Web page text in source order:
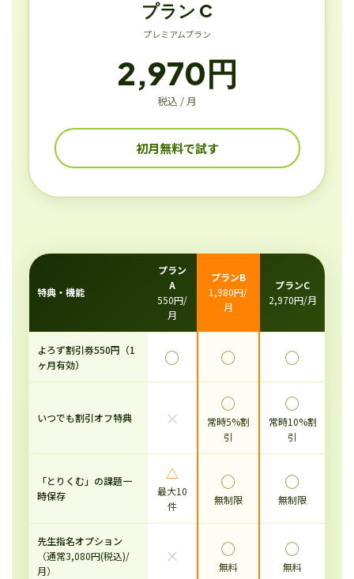
プラン C
プレミアムプラン
2,970円
税込 / 月
初月無料で試す
特典・機能
プラン
A
550円/
月
プランB
1,980円/
月
プランC
2,970円/月
よろず割引券550円（1
ヶ月有効）
◯ ◯ ◯
いつでも割引オフ特典 ×
◯
常時5%割
引
◯
常時10%割
引
「とりくむ」の課題一
時保存
△
最大10
件
◯
無制限
◯
無制限
先生指名オプション
（通常3,080円(税込)/
月）
× ◯
無料
◯
無料